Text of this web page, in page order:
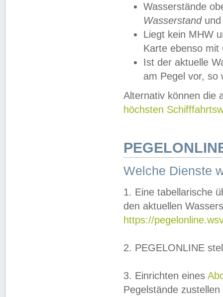
Wasserstände
Wasserstandund
Liegt kein MHW
Karte ebenso mit
Ist der aktuelle
am Pegel vor,
Alternativ können die
höchsten
Welche Dienste
1. Eine tabellarische
den aktuellen
https://
2. PEGELONLINE
3. Einrichten eines
Pegelstände